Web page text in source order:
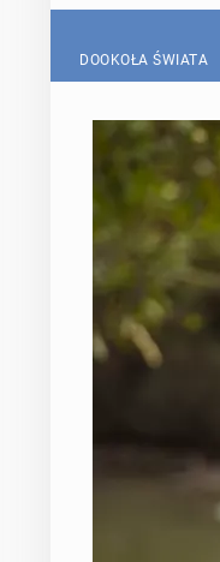
DOOKOŁA ŚWIATA